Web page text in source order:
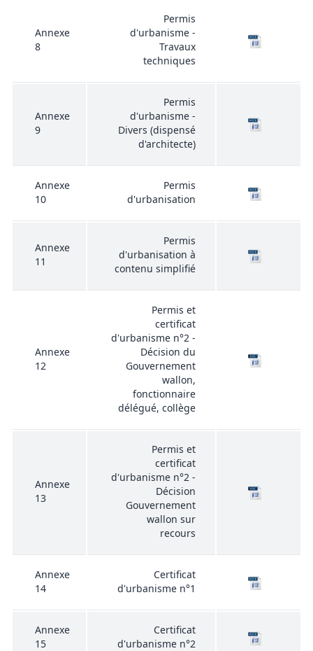
Annexe
8
Permis
d'urbanisme -
Travaux
techniques
Annexe
9
Permis
d'urbanisme -
Divers (dispensé
d'architecte)
Annexe
10
Permis
d'urbanisation
Annexe
11
Permis
d'urbanisation à
contenu simplifié
Annexe
12
Permis et
certificat
d'urbanisme n°2 -
Décision du
Gouvernement
wallon,
fonctionnaire
délégué, collège
Annexe
13
Permis et
certificat
d'urbanisme n°2 -
Décision
Gouvernement
wallon sur
recours
Annexe
14
Certificat
d'urbanisme n°1
Annexe
15
Certificat
d'urbanisme n°2